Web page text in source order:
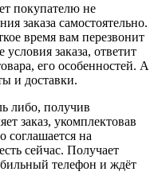
покупателю не
заказа самостоятельно.
время вам перезвонит
заказа, ответит
его особенностей. А
и доставки.
либо, получив
заказ, укомплектовав
на
сейчас. Получает
телефон и ждёт